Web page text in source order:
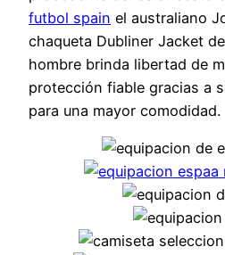
futbol spain el australiano
chaqueta Dubliner Jacket
hombre brinda libertad de
protección fiable gracias a
para una mayor comodidad.